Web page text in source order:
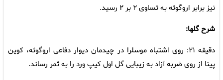
نیز برابر اروگوئه به تساوی ۲ بر ۲ رسید.
شرح گلها:
دقیقه ۲۱: روی اشتباه موسلرا در چیدمان دیوار دفاعی اروگوئه، کوین
پینا از روی ضربه آزاد به زیبایی گل اول کیپ ورد را به ثمر رساند.